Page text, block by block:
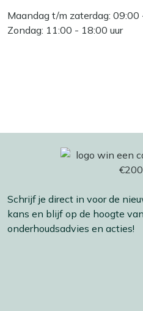
Maandag t/m zaterdag: 09:00
Zondag: 11:00 - 18:00 uur
Schrijf je direct in voor de
kans en blijf op de hoogte
onderhoudsadvies en acties!